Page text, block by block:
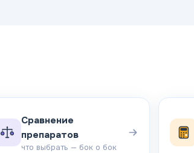
Сравнение
препаратов
что выбрать — бок о бок